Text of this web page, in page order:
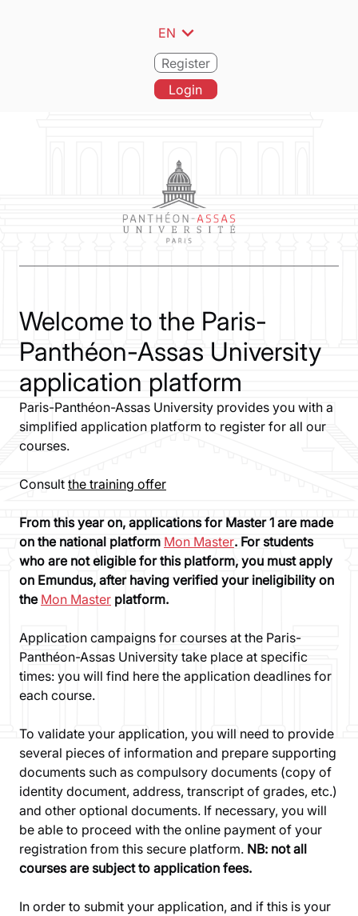
EN expand_more
Register
Login
Welcome to the Paris-
Panthéon-Assas University
application platform
Paris-Panthéon-Assas University provides you with a
simplified application platform to register for all our
courses.
Consult the training offer
From this year on, applications for Master 1 are made
on the national platform Mon Master. For students
who are not eligible for this platform, you must apply
on Emundus, after having verified your ineligibility on
the Mon Master platform.
Application campaigns for courses at the Paris-
Panthéon-Assas University take place at specific
times: you will find here the application deadlines for
each course.
To validate your application, you will need to provide
several pieces of information and prepare supporting
documents such as compulsory documents (copy of
identity document, address, transcript of grades, etc.)
and other optional documents. If necessary, you will
be able to proceed with the online payment of your
registration from this secure platform. NB: not all
courses are subject to application fees.
In order to submit your application, and if this is your